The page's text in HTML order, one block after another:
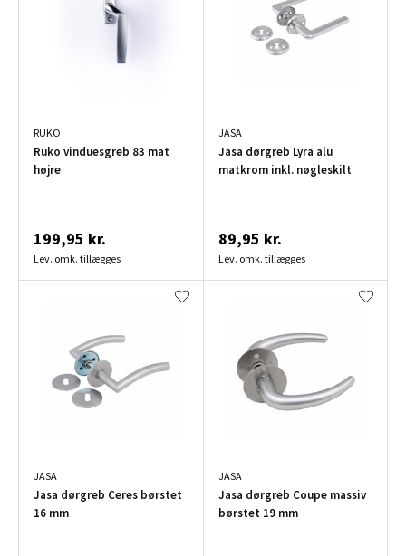
RUKO
Ruko vinduesgreb 83 mat
højre
199,95 kr.
Lev. omk. tillægges
JASA
Jasa dørgreb Lyra alu
matkrom inkl. nøgleskilt
89,95 kr.
Lev. omk. tillægges
JASA
Jasa dørgreb Ceres børstet
16 mm
JASA
Jasa dørgreb Coupe massiv
børstet 19 mm